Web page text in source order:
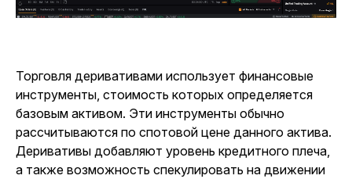
Торговля деривативами использует финансовые
инструменты, стоимость которых определяется
базовым активом. Эти инструменты обычно
рассчитываются по спотовой цене данного актива.
Деривативы добавляют уровень кредитного плеча,
а также возможность спекулировать на движении